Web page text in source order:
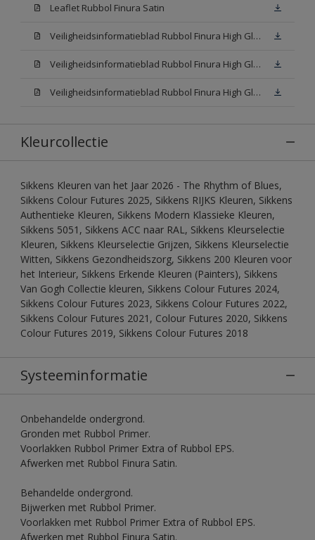
Leaflet Rubbol Finura Satin
Veiligheidsinformatieblad Rubbol Finura High Gloss W05 (MSDS)
Veiligheidsinformatieblad Rubbol Finura High Gloss White (MSDS)
Veiligheidsinformatieblad Rubbol Finura High Gloss N00 (MSDS)
Kleurcollectie
Sikkens Kleuren van het Jaar 2026 - The Rhythm of Blues,
Sikkens Colour Futures 2025, Sikkens RIJKS Kleuren, Sikkens
Authentieke Kleuren, Sikkens Modern Klassieke Kleuren,
Sikkens 5051, Sikkens ACC naar RAL, Sikkens Kleurselectie
Kleuren, Sikkens Kleurselectie Grijzen, Sikkens Kleurselectie
Witten, Sikkens Gezondheidszorg, Sikkens 200 Kleuren voor
het Interieur, Sikkens Erkende Kleuren (Painters), Sikkens
Van Gogh Collectie kleuren, Sikkens Colour Futures 2024,
Sikkens Colour Futures 2023, Sikkens Colour Futures 2022,
Sikkens Colour Futures 2021, Colour Futures 2020, Sikkens
Colour Futures 2019, Sikkens Colour Futures 2018
Systeeminformatie
Onbehandelde ondergrond.
Gronden met Rubbol Primer.
Voorlakken Rubbol Primer Extra of Rubbol EPS.
Afwerken met Rubbol Finura Satin.
Behandelde ondergrond.
Bijwerken met Rubbol Primer.
Voorlakken met Rubbol Primer Extra of Rubbol EPS.
Afwerken met Rubbol Finura Satin.